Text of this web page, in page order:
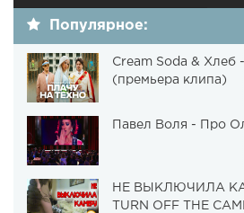
Популярное:
Cream Soda & Хлеб
(премьера клипа)
Павел Воля - Про
НЕ ВЫКЛЮЧИЛА
TURN OFF THE